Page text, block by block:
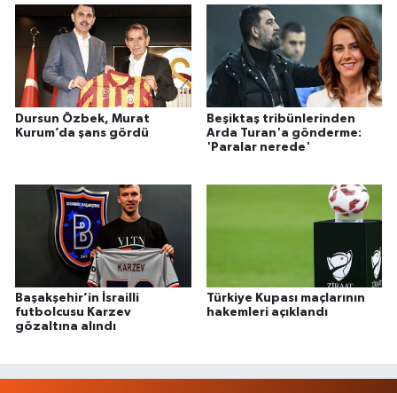
Dursun Özbek, Murat
Kurum’da şans gördü
Beşiktaş tribünlerinden
Arda Turan'a gönderme:
'Paralar nerede'
Başakşehir’in İsrailli
futbolcusu Karzev
gözaltına alındı
Türkiye Kupası maçlarının
hakemleri açıklandı